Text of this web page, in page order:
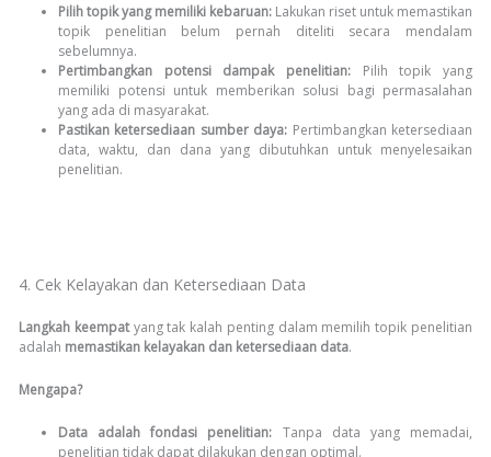
Pilih topik yang memiliki kebaruan: Lakukan riset untuk memastikan
topik penelitian belum pernah diteliti secara mendalam
sebelumnya.
Pertimbangkan potensi dampak penelitian: Pilih topik yang
memiliki potensi untuk memberikan solusi bagi permasalahan
yang ada di masyarakat.
Pastikan ketersediaan sumber daya: Pertimbangkan ketersediaan
data, waktu, dan dana yang dibutuhkan untuk menyelesaikan
penelitian.
4. Cek Kelayakan dan Ketersediaan Data
Langkah keempatyang tak kalah penting dalam memilih topik penelitian
adalah memastikan kelayakan dan ketersediaan data.
Mengapa?
Data adalah fondasi penelitian: Tanpa data yang memadai,
penelitian tidak dapat dilakukan dengan optimal.